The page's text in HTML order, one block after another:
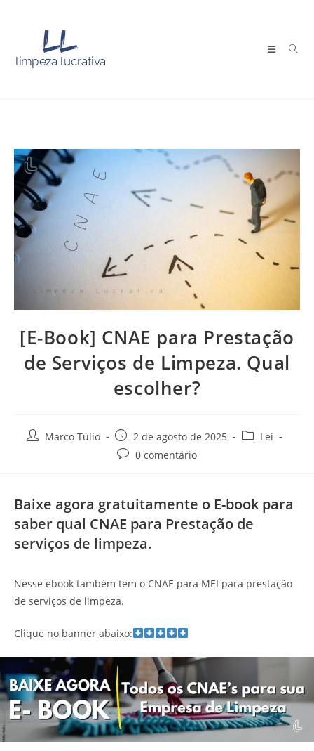
[E-Book] CNAE para Prestação
de Serviços de Limpeza. Qual
escolher?
Marco Túlio 2 de agosto de 2025
Lei
0 comentário
Baixe agora gratuitamente o E-book para
saber qual CNAE para Prestação de
serviços de limpeza.
Nesse ebook também tem o CNAE para MEI para prestação
de serviços de limpeza.
Clique no banner abaixo: